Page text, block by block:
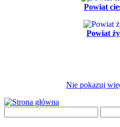
Powiat
Powiat
Nie pokazuj